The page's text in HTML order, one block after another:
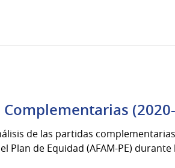
de las partidas
Plan de Equidad (AFAM-PE) durante